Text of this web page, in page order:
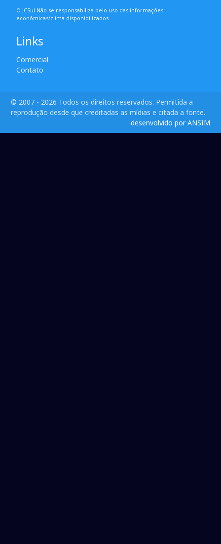
O JCSul Não se responsabiliza pelo uso das informações
econômicas/clima disponibilizados.
Links
Comercial
Contato
© 2007 - 2026 Todos os direitos reservados. Permitida a
reprodução desde que creditadas as mídias e citada a fonte.
desenvolvido por ANSIM